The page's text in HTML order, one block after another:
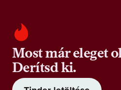
Most már eleget
Derítsd ki.